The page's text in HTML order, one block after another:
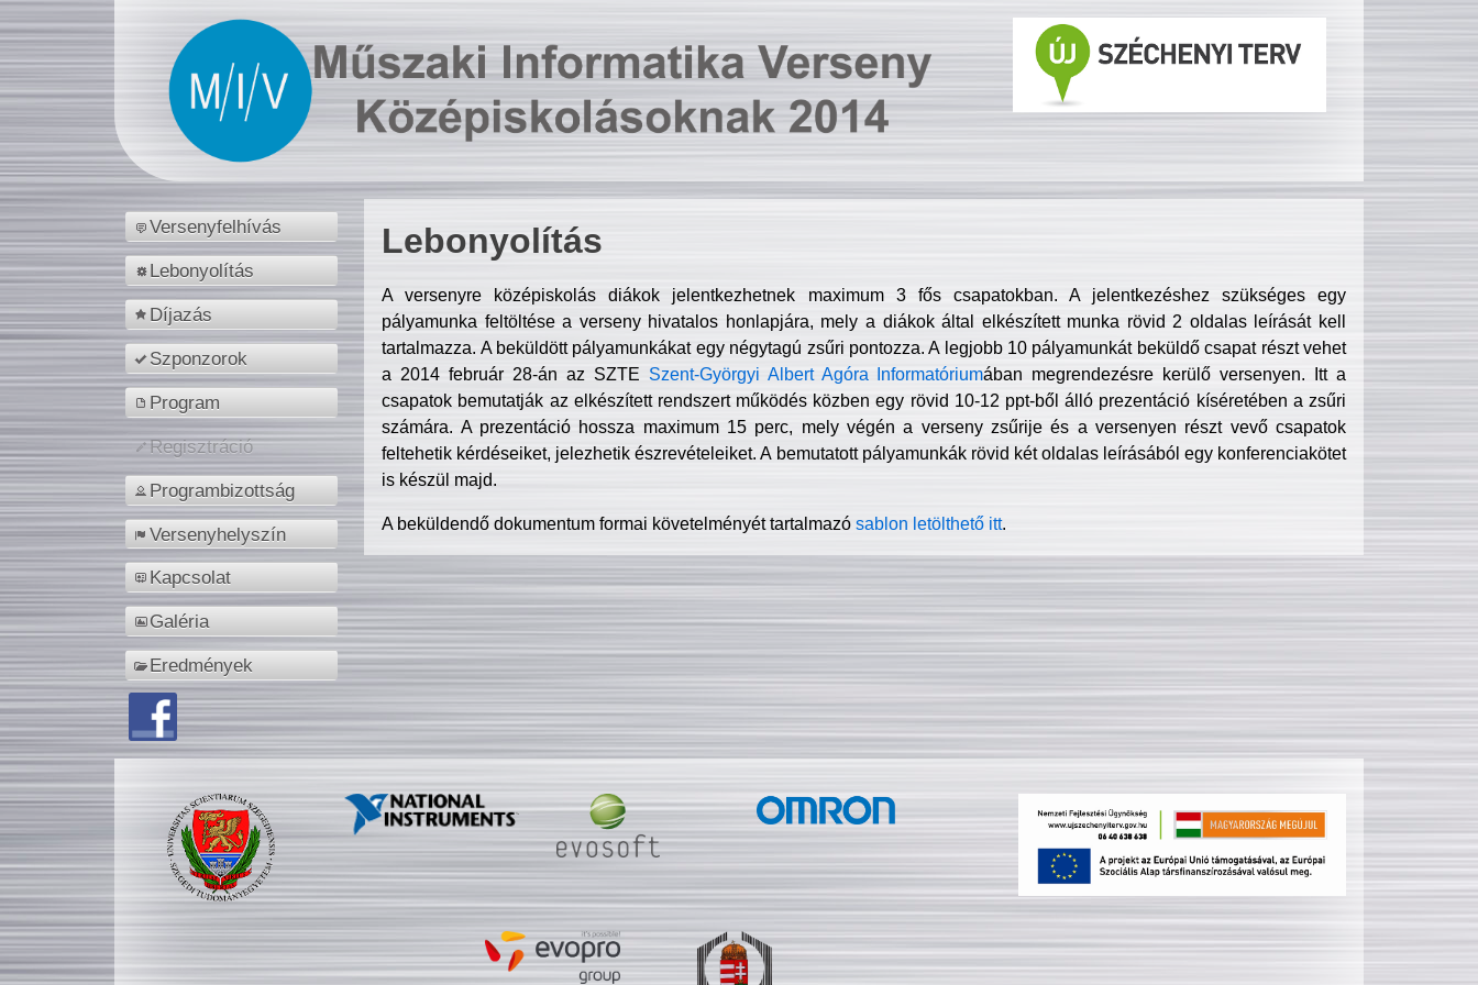
Versenyfelhívás
Lebonyolítás
Díjazás
Szponzorok
Program
Regisztráció
Programbizottság
Versenyhelyszín
Kapcsolat
Galéria
Eredmények
Lebonyolítás
A versenyre középiskolás diákok jelentkezhetnek maximum 3 fős csapatokban. A jelentkezéshez szükséges egy
pályamunka feltöltése a verseny hivatalos honlapjára, mely a diákok által elkészített munka rövid 2 oldalas leírását kell
tartalmazza. A beküldött pályamunkákat egy négytagú zsűri pontozza. A legjobb 10 pályamunkát beküldő csapat részt vehet
a 2014 február 28-án az SZTE Szent-Györgyi Albert Agóra Informatóriumában megrendezésre kerülő versenyen. Itt a
csapatok bemutatják az elkészített rendszert működés közben egy rövid 10-12 ppt-ből álló prezentáció kíséretében a zsűri
számára. A prezentáció hossza maximum 15 perc, mely végén a verseny zsűrije és a versenyen részt vevő csapatok
feltehetik kérdéseiket, jelezhetik észrevételeiket. A bemutatott pályamunkák rövid két oldalas leírásából egy konferenciakötet
is készül majd.
A beküldendő dokumentum formai követelményét tartalmazósablon letölthető itt.